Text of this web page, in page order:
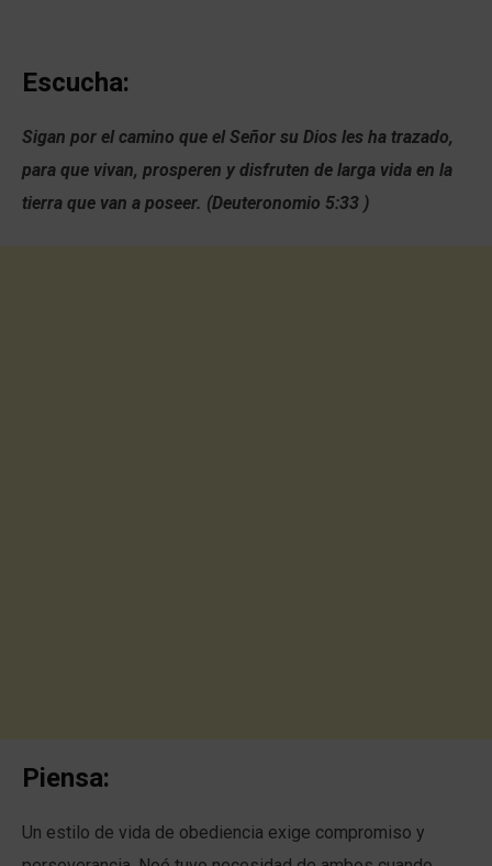
Escucha:
Sigan por el camino que el Señor su Dios les ha trazado,
para que vivan, prosperen y disfruten de larga vida en la
tierra que van a poseer. (Deuteronomio 5:33 )
Piensa:
Un estilo de vida de obediencia exige compromiso y